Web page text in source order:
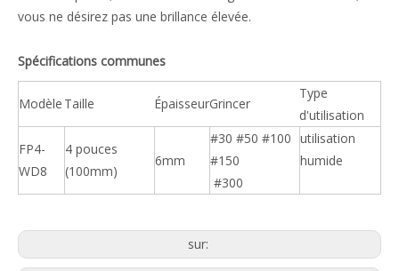
vous ne désirez pas une brillance élevée.
Spécifications communes
Modèle Taille ÉpaisseurGrincer
Type
d'utilisation
FP4-
WD8
4 pouces
(100mm)
6mm
#30 #50 #100
#150
#300
utilisation
humide
sur: